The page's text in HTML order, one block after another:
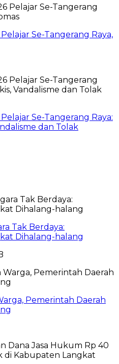
Se-Tangerang Raya,
Se-Tangerang Raya:
dan Tolak
Tak Berdaya:
Dihalang-halang
Pemerintah Daerah